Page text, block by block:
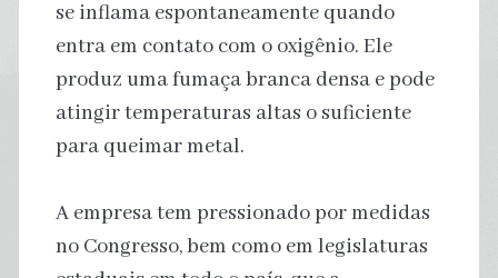
se inflama espontaneamente quando
entra em contato com o oxigênio. Ele
produz uma fumaça branca densa e pode
atingir temperaturas altas o suficiente
para queimar metal.
A empresa tem pressionado por medidas
no Congresso, bem como em legislaturas